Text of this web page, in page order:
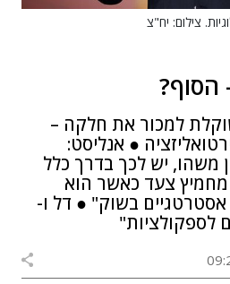
צילום: יח"צ
למכור את חלקה –
● אנליסט:
משהו, יש לכך בדרך כלל
צעד כאשר הוא
בשוק" ● דל ו-